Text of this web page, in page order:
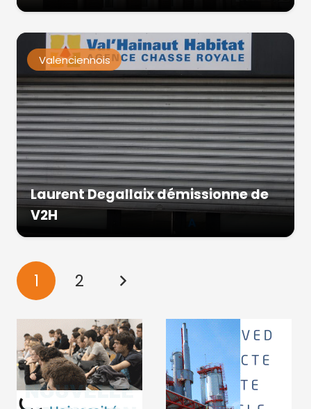
Valenciennois
Laurent Degallaix démissionne de
V2H
1 2